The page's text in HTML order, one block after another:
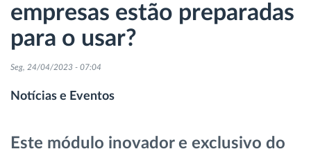
Monitorização dos tempos de condução
Gestão de tarefas
Descarga remota de tacógrafo
Controlo de acesso
empresas estão preparadas
para o usar?
Seg, 24/04/2023 - 07:04
Notícias e Eventos
Este módulo inovador e exclusivo do